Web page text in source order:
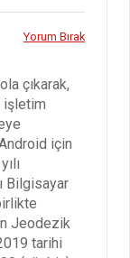
Yorum Bırak
çıkarak,
işletim
için
Bilgisayar
Jeodezik
tarihi